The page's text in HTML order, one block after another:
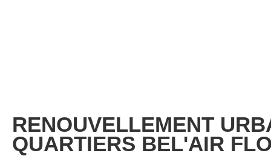
RENOUVELLEMENT
QUARTIERS BEL'AIR